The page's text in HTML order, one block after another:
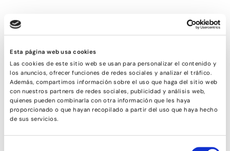
Esta página web usa cookies
Las cookies de este sitio web se usan para personalizar el contenido y
los anuncios, ofrecer funciones de redes sociales y analizar el tráfico.
Además, compartimos información sobre el uso que haga del sitio web
con nuestros partners de redes sociales, publicidad y análisis web,
quienes pueden combinarla con otra información que les haya
proporcionado o que hayan recopilado a partir del uso que haya hecho
de sus servicios.